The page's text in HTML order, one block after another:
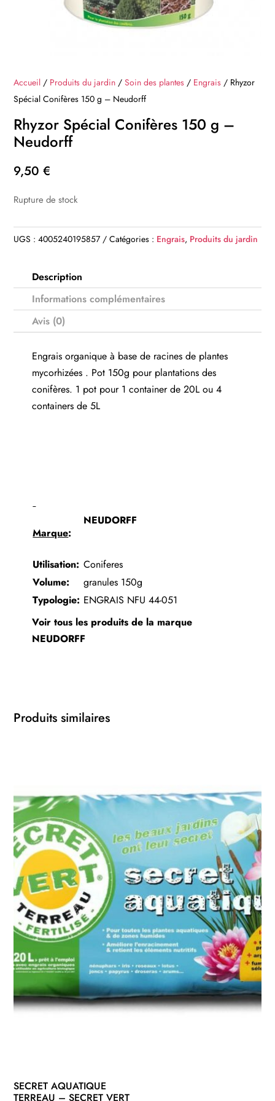
Accueil / Produits du jardin /Soin des plantes / Engrais / Rhyzor
Spécial Conifères 150 g – Neudorff
Rhyzor Spécial Conifères 150 g –
Neudorff
9,50€
Rupture de stock
UGS :4005240195857 Catégories : Engrais, Produits du jardin
Description
Informations complémentaires
Avis (0)
Engrais organique à base de racines de plantes
mycorhizées . Pot 150g pour plantations des
conifères. 1 pot pour 1 container de 20L ou 4
containers de 5L
Marque:
NEUDORFF
Utilisation: Coniferes
Volume:
granules 150g
Typologie: ENGRAIS NFU 44-051
Voir tous les produits de la marque
NEUDORFF
Produits similaires
SECRET AQUATIQUE
TERREAU – SECRET VERT